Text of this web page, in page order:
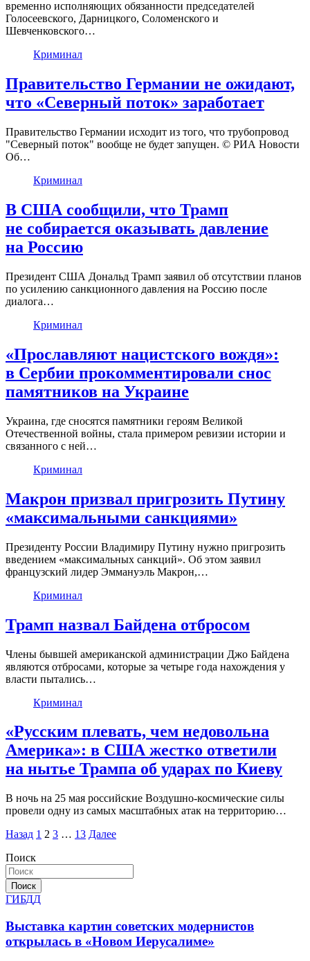
временно исполняющих обязанности председателей
Голосеевского, Дарницкого, Соломенского и
Шевченковского…
Криминал
Правительство Германии не ожидают,
что «Северный поток» заработает
Правительство Германии исходит из того, что трубопровод
"Северный поток" вообще не будет запущен. © РИА Новости
Об…
Криминал
В США сообщили, что Трамп
не собирается оказывать давление
на Россию
Президент США Дональд Трамп заявил об отсутствии планов
по усилению санкционного давления на Россию после
диалога…
Криминал
«Прославляют нацистского вождя»:
в Сербии прокомментировали снос
памятников на Украине
Украина, где сносятся памятники героям Великой
Отечественной войны, стала примером ревизии истории и
связанного с ней…
Криминал
Макрон призвал пригрозить Путину
«максимальными санкциями»
Президенту России Владимиру Путину нужно пригрозить
введением «максимальных санкций». Об этом заявил
французский лидер Эммануэль Макрон,…
Криминал
Трамп назвал Байдена отбросом
Члены бывшей американской администрации Джо Байдена
являются отбросами, которые за четыре года нахождения у
власти пытались…
Криминал
«Русским плевать, чем недовольна
Америка»: в США жестко ответили
на нытье Трампа об ударах по Киеву
В ночь на 25 мая российские Воздушно-космические силы
провели одну из самых масштабных атак на территорию…
Пагинация
записей
Назад 1 2 3 … 13 Далее
Поиск
Поиск
ГИБДД
Выставка картин советских модернистов
открылась в «Новом Иерусалиме»